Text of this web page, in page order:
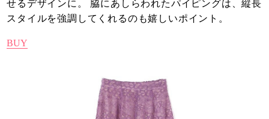
せるデザインに。 脇にあしらわれたパイピングは、縦長
スタイルを強調してくれるのも嬉しいポイント。
BUY